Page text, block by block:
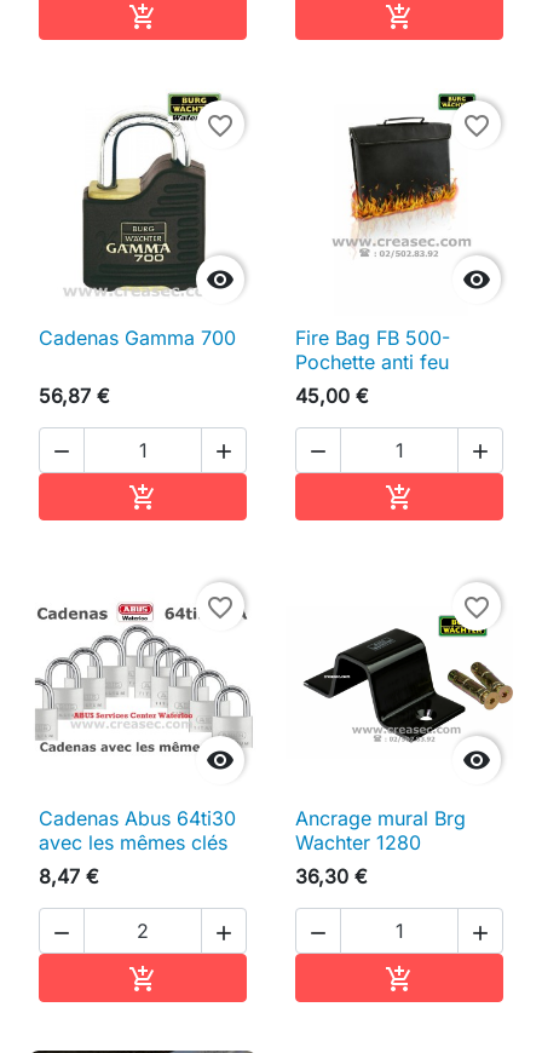
 

favorite_border
Cadenas Gamma 700
56,87 €
 


favorite_border
Fire Bag FB 500-
Pochette anti feu
45,00 €
 


favorite_border
Cadenas Abus 64ti30
avec les mêmes clés
8,47 €
 


favorite_border
Ancrage mural Brg
Wachter 1280
36,30 €
 
